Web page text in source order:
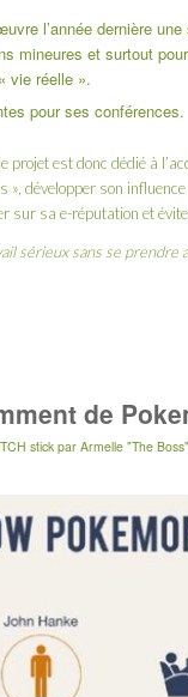
l’année dernière
mineures et surtout
vie réelle ».
pour ses conférences.
est donc dédié à
», développer son
sur sa e-réputation et
sérieux sans se prendre
de
stick par Armelle "The